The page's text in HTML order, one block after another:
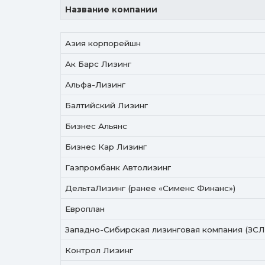
Название компании
Название компании
Азия корпорейшн
Ак Барс Лизинг
Альфа-Лизинг
Балтийский Лизинг
Бизнес Альянс
Бизнес Кар Лизинг
Газпромбанк Автолизинг
ДельтаЛизинг (ранее «Сименс Финанс»)
Европлан
Западно-Сибирская лизинговая компания
Контрол Лизинг